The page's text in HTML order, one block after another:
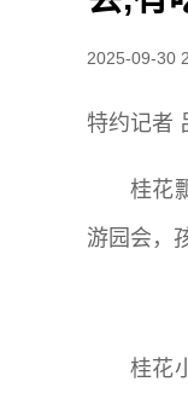
2025-09-30
特约记者
桂花
游园会，
桂花